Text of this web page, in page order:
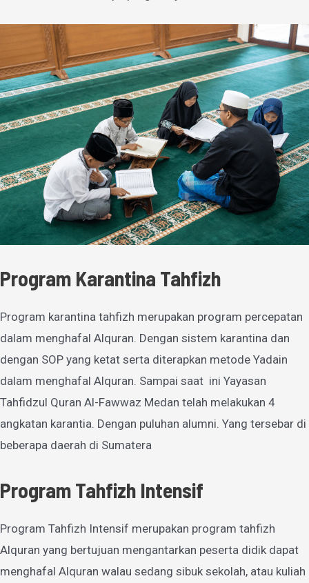
Program Karantina Tahfizh
Program karantina tahfizh merupakan program percepatan
dalam menghafal Alquran. Dengan sistem karantina dan
dengan SOP yang ketat serta diterapkan metode Yadain
dalam menghafal Alquran. Sampai saat ini Yayasan
Tahfidzul Quran Al-Fawwaz Medan telah melakukan 4
angkatan karantia. Dengan puluhan alumni. Yang tersebar di
beberapa daerah di Sumatera
Program Tahfizh Intensif
Program Tahfizh Intensif merupakan program tahfizh
Alquran yang bertujuan mengantarkan peserta didik dapat
menghafal Alquran walau sedang sibuk sekolah, atau kuliah